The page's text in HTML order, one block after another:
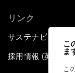
こ
ま
こ
リンク
サステナビリティ
採用情報 (英語のみ)